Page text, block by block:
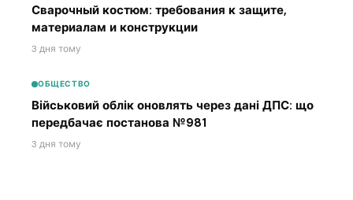
Сварочный костюм: требования к защите,
материалам и конструкции
3 дня тому
ОБЩЕСТВО
Військовий облік оновлять через дані ДПС: що
передбачає постанова №981
3 дня тому